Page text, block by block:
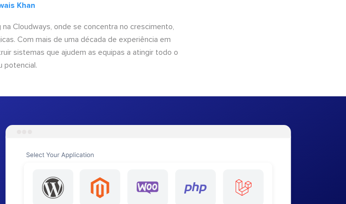
Khan
Cloudways, onde se concentra no crescimento,
Com mais de uma década de experiência em
sistemas que ajudem as equipas a atingir todo o
potencial.